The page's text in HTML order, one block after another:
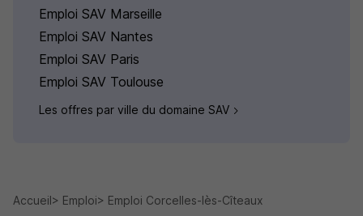
Emploi SAV Marseille
Emploi SAV Nantes
Emploi SAV Paris
Emploi SAV Toulouse
Les offres par ville du domaine SAV
Accueil Emploi
Emploi Corcelles-lès-Cîteaux